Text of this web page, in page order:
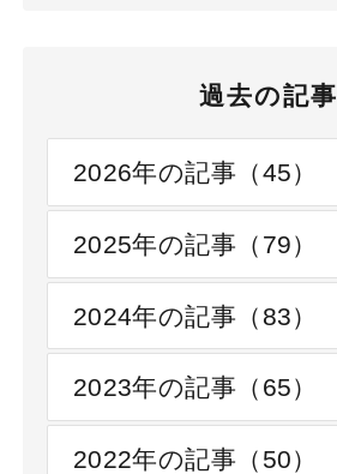
過去の記事
2026年の記事（45）
2025年の記事（79）
2024年の記事（83）
2023年の記事（65）
2022年の記事（50）